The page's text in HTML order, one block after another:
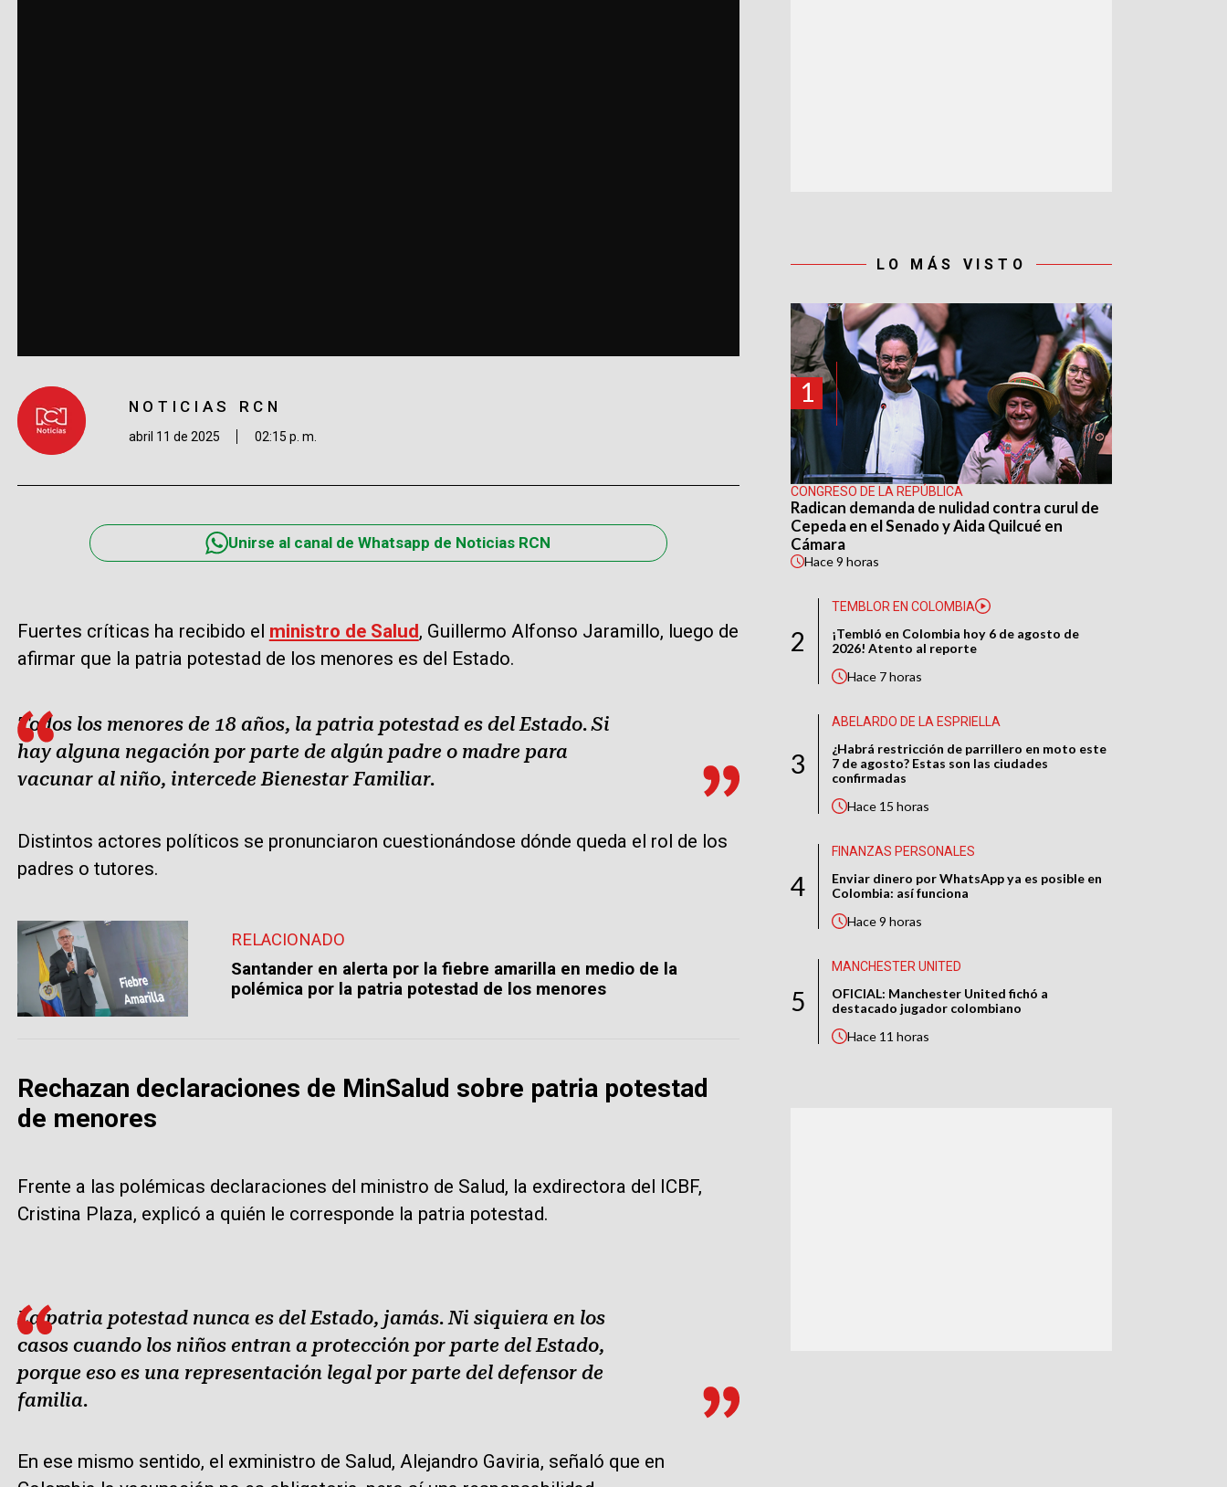
NOTICIAS RCN
abril 11 de 2025 02:15 p. m.
Unirse al canal de Whatsapp de Noticias RCN
Fuertes críticas ha recibido el ministro de Salud, Guillermo Alfonso Jaramillo, luego de
afirmar que la patria potestad de los menores es del Estado.
Todos los menores de 18 años, la patria potestad es del Estado. Si
hay alguna negación por parte de algún padre o madre para
vacunar al niño, intercede Bienestar Familiar.
Distintos actores políticos se pronunciaron cuestionándose dónde queda el rol de los
padres o tutores.
RELACIONADO
Santander en alerta por la fiebre amarilla en medio de la
polémica por la patria potestad de los menores
Rechazan declaraciones de MinSalud sobre patria potestad
de menores
Frente a las polémicas declaraciones del ministro de Salud, la exdirectora del ICBF,
Cristina Plaza, explicó a quién le corresponde la patria potestad.
La patria potestad nunca es del Estado, jamás. Ni siquiera en los
casos cuando los niños entran a protección por parte del Estado,
porque eso es una representación legal por parte del defensor de
familia.
En ese mismo sentido, el exministro de Salud, Alejandro Gaviria, señaló que en
LO MÁS VISTO
1
CONGRESO DE LA REPÚBLICA
Radican demanda de nulidad contra curul de
Cepeda en el Senado y Aida Quilcué en
Cámara
Hace9 horas
2
TEMBLOR EN COLOMBIA
¡Tembló en Colombia hoy 6 de agosto de
2026! Atento al reporte
Hace 7 horas
3
ABELARDO DE LA ESPRIELLA
¿Habrá restricción de parrillero en moto este
7 de agosto? Estas son las ciudades
confirmadas
Hace 15 horas
4
FINANZAS PERSONALES
Enviar dinero por WhatsApp ya es posible en
Colombia: así funciona
Hace9 horas
5
MANCHESTER UNITED
OFICIAL: Manchester United fichó a
destacado jugador colombiano
Hace 11 horas